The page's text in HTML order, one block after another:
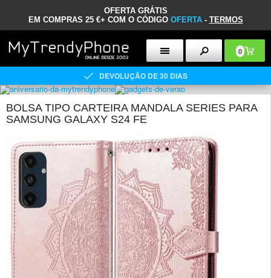
OFERTA GRÁTIS
EM COMPRAS 25 €+ COM O CÓDIGO OFERTA- TERMOS
0
DEVOLUÇÃO DE 30 DIAS
BOLSA TIPO CARTEIRA MANDALA SERIES PARA
SAMSUNG GALAXY S24 FE